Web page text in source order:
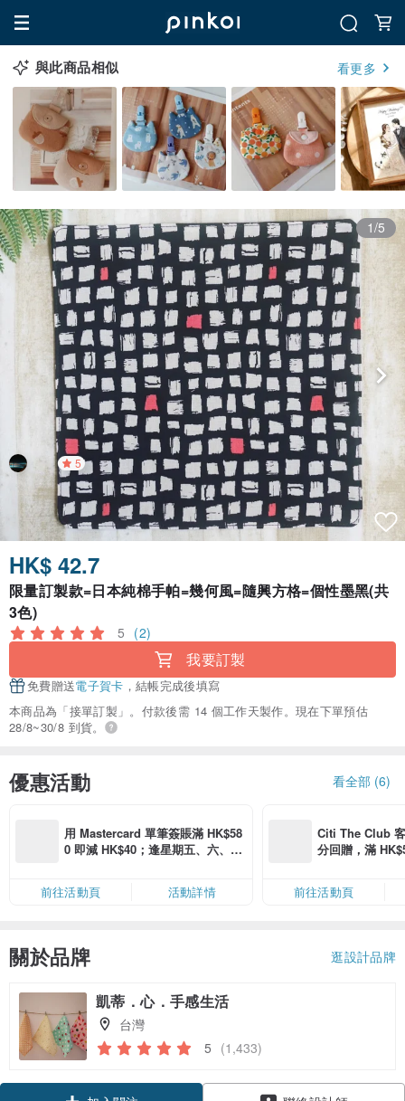
與此商品相似 看更多
1/5
5
HK$ 42.7
限量訂製款=日本純棉手帕=幾何風=隨興方格=個性墨黑(共
3色)
5 (2)
我要訂製
免費贈送電子賀卡 ，結帳完成後填寫
本商品為「接單訂製」。付款後需 14 個工作天製作。現在下單預估
28/8~30/8 到貨。
優惠活動 看全部 (6)
用 Mastercard 單筆簽賬滿 HK$58
0 即減 HK$40；逢星期五、六、日
卡」結帳）
前往活動頁 活動詳情
Citi The Club
分回贈，滿
前往活動頁
關於品牌 逛設計品牌
凱蒂．心．手感生活
台灣
5 (1,433)